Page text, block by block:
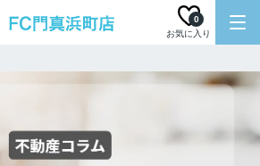
お気に入り
0